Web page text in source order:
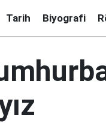
Tarih Biyografi